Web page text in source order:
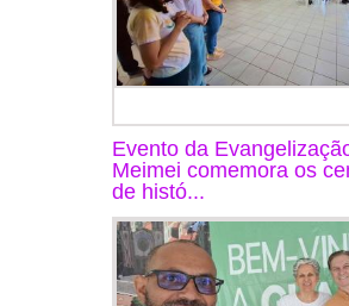
Evento da
Meimei comemora os
de histó...